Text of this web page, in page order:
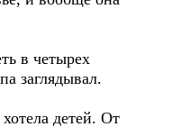
в четырех
заглядывал.
детей. От